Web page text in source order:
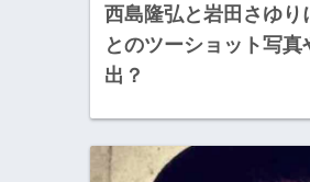
西島隆弘と岩田さゆり
とのツーショット写
出？